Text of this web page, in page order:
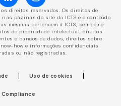
os direitos reservados. Os direitos de
páginas do site da ICTS e o conteúdo
mesmas pertencem à ICTS, bem como
de propriedade intelectual, direitos
e bancos de dados, direitos sobre
how e informações confidenciais
ou não registradas.
Uso de cookies
Compliance